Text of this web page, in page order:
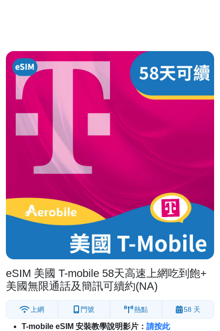
eSIM 美國 T-mobile 58天高速上網吃到飽+
美國無限通話及簡訊可續約(NA)
上網 門號 熱點 58 天
T-mobile eSIM 安裝教學說明影片： 請按此